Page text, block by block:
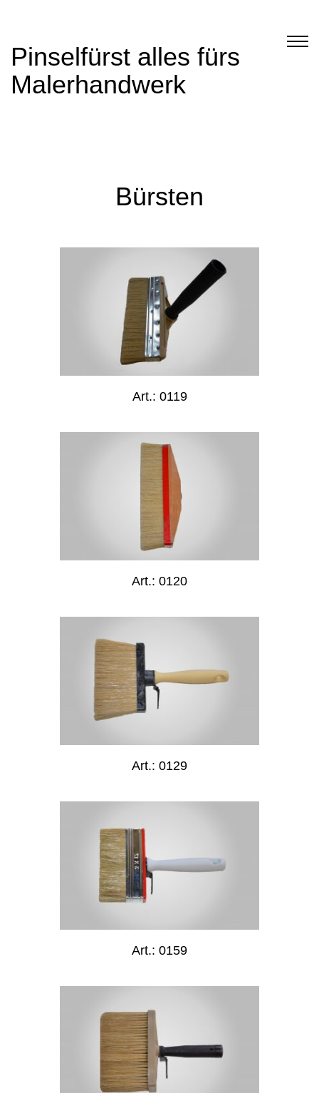
Pinselfürst alles fürs
Malerhandwerk
Bürsten
Art.: 0119
Art.: 0120
Art.: 0129
Art.: 0159